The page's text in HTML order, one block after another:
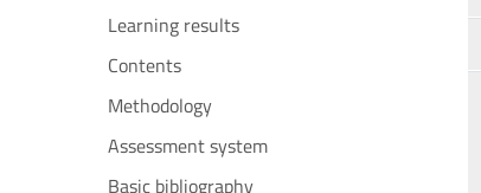
Learning results
Contents
Methodology
Assessment system
Basic bibliography